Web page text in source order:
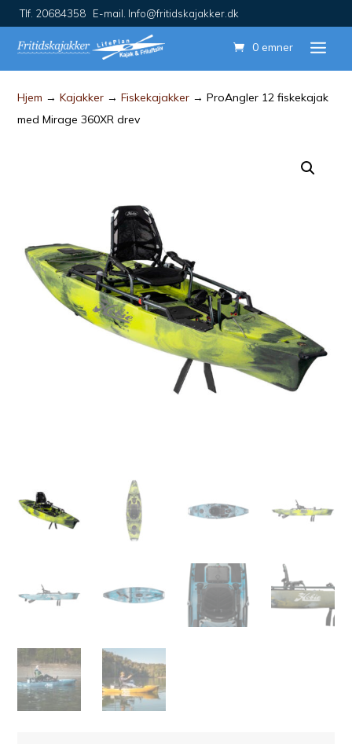
Tlf. 20684358 E-mail. Info@fritidskajakker.dk
0 emner
Hjem →Kajakker →Fiskekajakker → ProAngler 12 fiskekajak
med Mirage 360XR drev